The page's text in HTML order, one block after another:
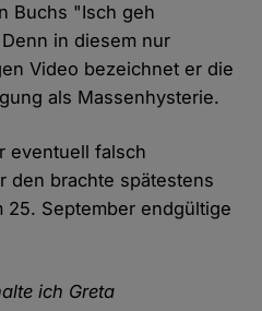
Buchs "Isch geh
in diesem nur
Video bezeichnet er die
als Massenhysterie.
eventuell falsch
den brachte spätestens
25. September endgültige
ich Greta